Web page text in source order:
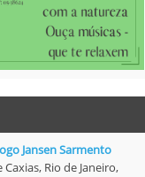
Jansen Sarmento
Rio de Janeiro,